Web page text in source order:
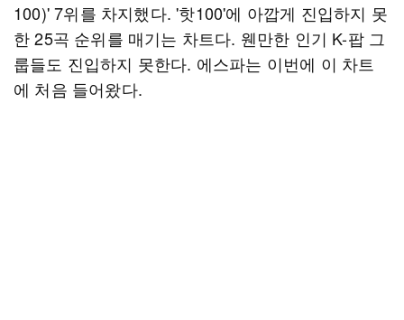
100)' 7위를 차지했다. '핫100'에 아깝게 진입하지 못
한 25곡 순위를 매기는 차트다. 웬만한 인기 K-팝 그
룹들도 진입하지 못한다. 에스파는 이번에 이 차트
에 처음 들어왔다.